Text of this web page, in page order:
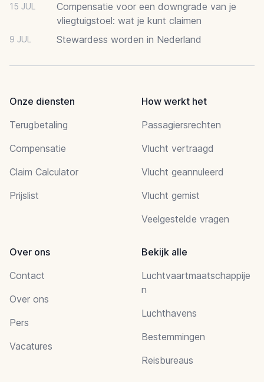
15 JUL
Compensatie voor een downgrade van je
vliegtuigstoel: wat je kunt claimen
9 JUL Stewardess worden in Nederland
Onze diensten
Terugbetaling
Compensatie
Claim Calculator
Prijslist
How werkt het
Passagiersrechten
Vlucht vertraagd
Vlucht geannuleerd
Vlucht gemist
Veelgestelde vragen
Over ons
Contact
Over ons
Pers
Vacatures
Bekijk alle
Luchtvaartmaatschappije
n
Luchthavens
Bestemmingen
Reisbureaus